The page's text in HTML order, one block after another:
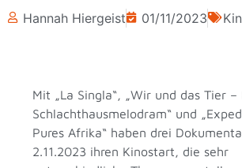
Hannah Hiergeist 01/11/2023
Mit „La Singla“, „Wir und das Tier –
Schlachthausmelodram“ und
Pures Afrika“ haben drei
2.11.2023 ihren Kinostart, die sehr